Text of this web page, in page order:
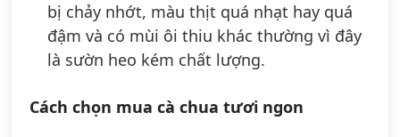
bị chảy nhớt, màu thịt quá nhạt hay quá
đậm và có mùi ôi thiu khác thường vì đây
là sườn heo kém chất lượng.
Cách chọn mua cà chua tươi ngon